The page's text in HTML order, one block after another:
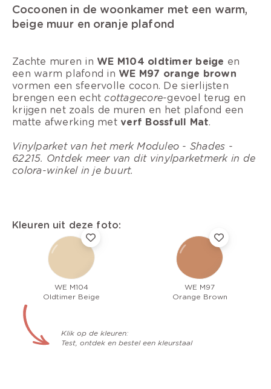
Cocoonen in de woonkamer met een warm,
beige muur en oranje plafond
Zachte muren in WE M104 oldtimer beige en
een warm plafond in WE M97 orange brown
vormen een sfeervolle cocon. De sierlijsten
brengen een echtcottagecore-gevoel terug en
krijgen net zoals de muren en het plafond een
matte afwerking met verf Bossfull Mat.
Vinylparket van het merk Moduleo - Shades -
62215. Ontdek meer van dit vinylparketmerk in de
colora-winkel in je buurt.
Kleuren uit deze foto:
WE M104
Oldtimer Beige
WE M97
Orange Brown
Klik op de kleuren:
Test, ontdek en bestel een kleurstaal